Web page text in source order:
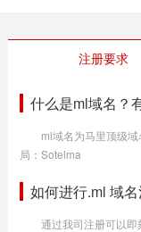
注册要求
什么是ml域名？
ml域名为马里顶级
局：Sotelma
如何进行.ml 域名
通过我司注册可以即